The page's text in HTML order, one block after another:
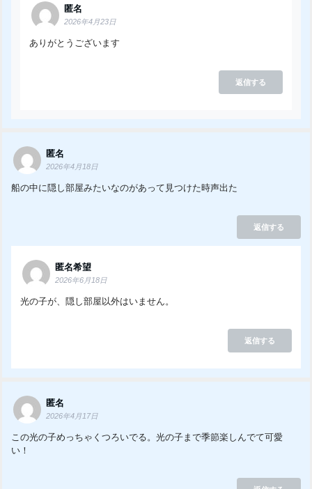
匿名
2026年4月23日
ありがとうございます
返信する
匿名
2026年4月18日
船の中に隠し部屋みたいなのがあって見つけた時声出た
返信する
匿名希望
2026年6月18日
光の子が、隠し部屋以外はいません。
返信する
匿名
2026年4月17日
この光の子めっちゃくつろいでる。光の子まで季節楽しんでて可愛
い！